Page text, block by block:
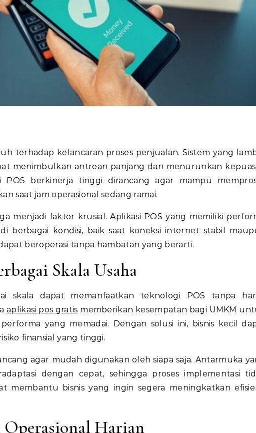
terhadap kelancaran proses penjualan. Sistem yang
menimbulkan antrean panjang dan menurunkan
berkinerja tinggi dirancang agar mampu
saat jam operasional sedang ramai.
menjadi faktor krusial. Aplikasi POS yang memiliki
berbagai kondisi, baik saat koneksi internet stabil
beroperasi tanpa hambatan yang berarti.
Skala Usaha
skala dapat memanfaatkan teknologi POS tanpa
aplikasi pos gratis memberikan kesempatan bagi UMKM
yang memadai. Dengan solusi ini, bisnis kecil
finansial yang tinggi.
agar mudah digunakan oleh siapa saja. Antarmuka
dengan cepat, sehingga proses implementasi
membantu bisnis yang ingin segera meningkatkan
Operasional Harian